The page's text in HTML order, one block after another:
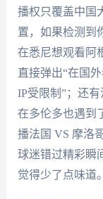
播权只覆盖中国
置，如果检测到
在悉尼想观看阿
直接弹出“在国
IP受限制”；还
在多伦多也遇到
播法国 VS 摩洛
球迷错过精彩瞬
觉得少了点味道。